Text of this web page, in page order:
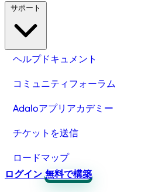
ヘルプドキュメント
コミュニティフォーラム
Adaloアプリアカデミー
チケットを送信
ロードマップ
ログイン 無料で構築